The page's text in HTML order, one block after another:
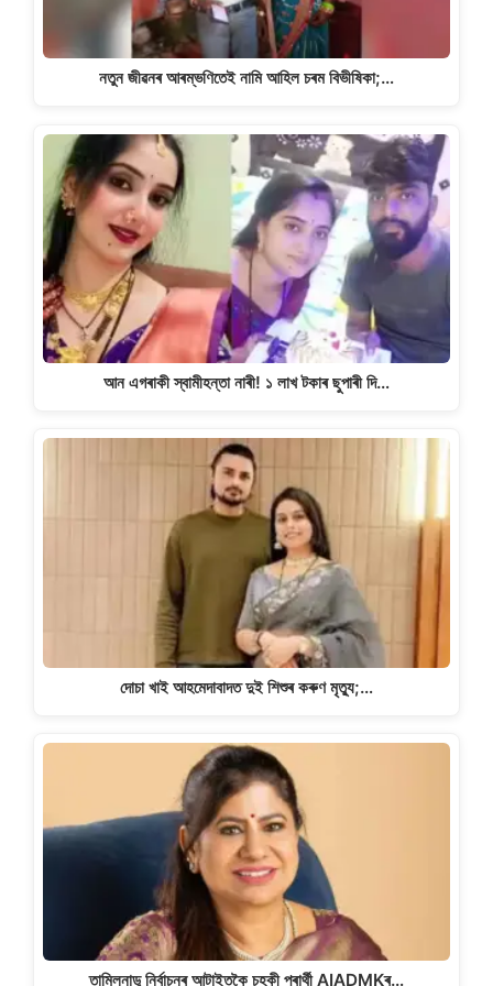
নতুন জীৱনৰ আৰম্ভণিতেই নামি আহিল চৰম বিভীষিকা;…
আন এগৰাকী স্বামীহন্তা নাৰী! ১ লাখ টকাৰ ছুপাৰী দি…
দোচা খাই আহমেদাবাদত দুই শিশুৰ কৰুণ মৃত্যু;…
তামিলনাডু নিৰ্বাচনৰ আটাইতকৈ চহকী প্ৰাৰ্থী AIADMKৰ…